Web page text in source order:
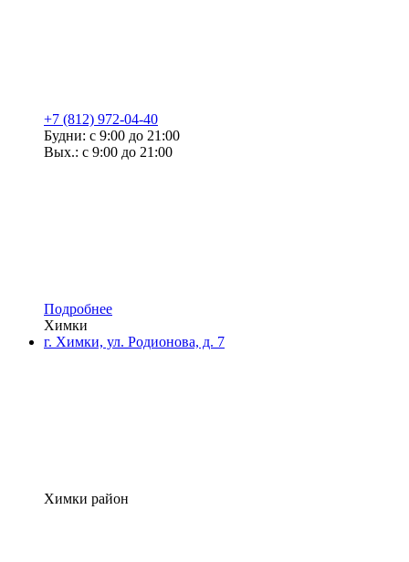
+7 (812) 972-04-40
Будни: с 9:00 до 21:00
Вых.: с 9:00 до 21:00
Подробнее
Химки
г. Химки, ул. Родионова, д. 7
Химки район